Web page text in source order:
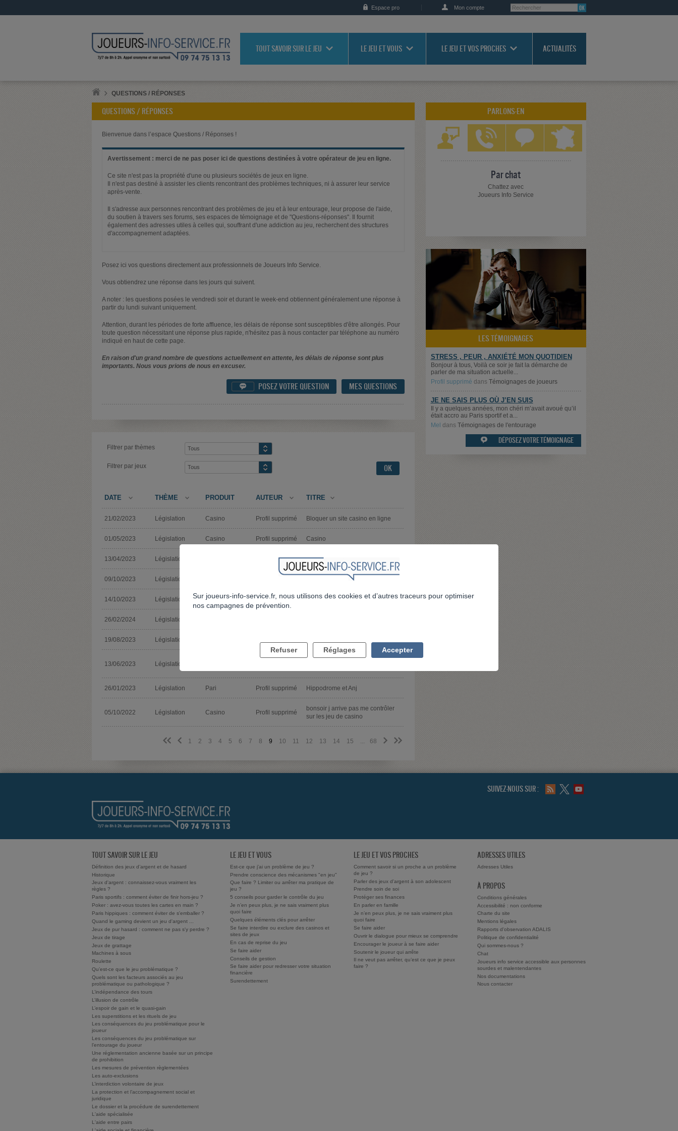
Espace pro Mon compte
TOUT SAVOIR SUR LE JEU LE JEU ET VOUS LE JEU ET VOS PROCHES ACTUALITÉS
QUESTIONS / RÉPONSES
QUESTIONS / RÉPONSES
Bienvenue dans l’espace Questions / Réponses !
Avertissement : merci de ne pas poser ici de questions destinées à votre opérateur de jeu en ligne.
Ce site n'est pas la propriété d'une ou plusieurs sociétés de jeux en ligne.
Il n'est pas destiné à assister les clients rencontrant des problèmes techniques, ni à assurer leur service
après-vente.
Il s'adresse aux personnes rencontrant des problèmes de jeu et à leur entourage, leur propose de l'aide,
du soutien à travers ses forums, ses espaces de témoignage et de "Questions-réponses". Il fournit
également des adresses utiles à celles qui, souffrant d'une addiction au jeu, recherchent des structures
d'accompagnement adaptées.
Posez ici vos questions directement aux professionnels de Joueurs Info Service.
Vous obtiendrez une réponse dans les jours qui suivent.
A noter : les questions posées le vendredi soir et durant le week-end obtiennent généralement une réponse à
partir du lundi suivant uniquement.
Attention, durant les périodes de forte affluence, les délais de réponse sont susceptibles d'être allongés. Pour
toute question nécessitant une réponse plus rapide, n'hésitez pas à nous contacter par téléphone au numéro
indiqué en haut de cette page.
En raison d'un grand nombre de questions actuellement en attente, les délais de réponse sont plus
importants. Nous vous prions de nous en excuser.
 POSEZ VOTRE QUESTION MES QUESTIONS
Filtrer par thèmes
Filtrer par jeux
DATE THÈME PRODUIT AUTEUR TITRE
21/02/2023 Législation Casino Profil supprimé Bloquer un site casino en ligne
01/05/2023 Législation Casino Profil supprimé Casino
13/04/2023 Législation Profil supprimé Interdiction
09/10/2023 Législation
14/10/2023 Législation Autres jeux Gwfo PMU malveillanr
26/02/2024 Législation
19/08/2023 Législation
13/06/2023 Législation
Comment je fait pour interdire
26/01/2023 Législation Pari Profil supprimé Hippodrome et Anj
05/10/2022 Législation Casino Profil supprimé
bonsoir j arrive pas me contrôler
sur les jeu de casino
<< < 1 2 3 4 5 6 7 8 9 10 11 12 13 14 15 ... 68 > >>
PARLONS-EN
Par chat
Chattez avec
Joueurs Info Service
LES TÉMOIGNAGES
STRESS , PEUR , ANXIÉTÉ MON QUOTIDIEN
Bonjour à tous, Voilà ce soir je fait la démarche de
parler de ma situation actuelle...
Profil supprimé dans Témoignages de joueurs
JE NE SAIS PLUS OÙ J’EN SUIS
Il y a quelques années, mon chéri m’avait avoué qu’il
était accro au Paris sportif et a...
Mel dans Témoignages de l'entourage
 DÉPOSEZ VOTRE TÉMOIGNAGE
SUIVEZ-NOUS SUR :
TOUT SAVOIR SUR LE JEU
Définition des jeux d’argent et de hasard
Historique
Jeux d'argent : connaissez-vous vraiment les
règles ?
Paris sportifs : comment éviter de finir hors-jeu ?
Poker : avez-vous toutes les cartes en main ?
Paris hippiques : comment éviter de s'emballer ?
Quand le gaming devient un jeu d'argent ...
Jeux de pur hasard : comment ne pas s'y perdre ?
Jeux de tirage
Jeux de grattage
Machines à sous
Roulette
Qu’est-ce que le jeu problématique ?
Quels sont les facteurs associés au jeu
problématique ou pathologique ?
L’indépendance des tours
L’illusion de contrôle
L’espoir de gain et le quasi-gain
Les superstitions et les rituels de jeu
Les conséquences du jeu problématique pour le
joueur
Les conséquences du jeu problématique sur
l’entourage du joueur
Une réglementation ancienne basée sur un principe
de prohibition
Les mesures de prévention règlementées
Les auto-exclusions
L’interdiction volontaire de jeux
La protection et l’accompagnement social et
juridique
Le dossier et la procédure de surendettement
L'aide spécialisée
L'aide entre pairs
LE JEU ET VOUS
Est-ce que j'ai un problème de jeu ?
Prendre conscience des mécanismes "en jeu"
Que faire ? Limiter ou arrêter ma pratique de
jeu ?
5 conseils pour garder le contrôle du jeu
Je n’en peux plus, je ne sais vraiment plus
quoi faire
Quelques éléments clés pour arrêter
Se faire interdire ou exclure des casinos et
sites de jeux
En cas de reprise du jeu
Se faire aider
Conseils de gestion
Se faire aider pour redresser votre situation
financière
Surendettement
LE JEU ET VOS PROCHES
Comment savoir si un proche a un problème
de jeu ?
Parler des jeux d'argent à son adolescent
Prendre soin de soi
Protéger ses finances
En parler en famille
Je n’en peux plus, je ne sais vraiment plus
quoi faire
Se faire aider
Ouvrir le dialogue pour mieux se comprendre
Encourager le joueur à se faire aider
Soutenir le joueur qui arrête
Il ne veut pas arrêter, qu’est ce que je peux
faire ?
ADRESSES UTILES
Adresses Utiles
À PROPOS
Conditions générales
Accessibilité : non conforme
Charte du site
Mentions légales
Rapports d'observation ADALIS
Politique de confidentialité
Qui sommes-nous ?
Chat
Joueurs info service accessible aux personnes
sourdes et malentendantes
Nos documentations
Nous contacter
Sur joueurs-info-service.fr, nous utilisons des cookies et d’autres traceurs pour optimiser
nos campagnes de prévention.
Refuser Réglages Accepter